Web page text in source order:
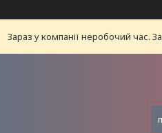
Зараз у компанії неробочий час.